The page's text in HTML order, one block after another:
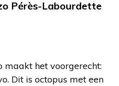
Pérès-Labourdette
maakt het voorgerecht:
Dit is octopus met een